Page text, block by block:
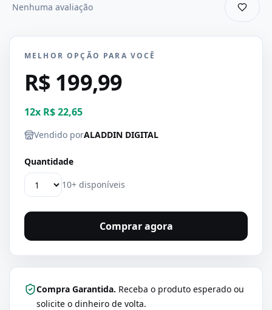
Nenhuma avaliação
MELHOR OPÇÃO PARA VOCÊ
R$ 199,99
12x R$ 22,65
Vendido porALADDIN DIGITAL
Quantidade
10+ disponíveis
Comprar agora
Compra Garantida. Receba o produto esperado ou
solicite o dinheiro de volta.